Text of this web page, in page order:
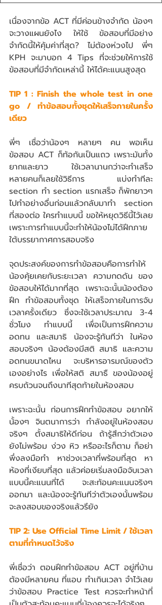
เนื่องจากข้อ ACT ที่มีค่อนข้างจำกัด น้องๆ
จะวางแผนยังไง ให้ใช้ ข้อสอบที่มีอย่าง
จำกัดนี้ให้คุ้มค่าที่สุด? ไม่ต้องห่วงไป พี่ๆ
KPH จะมาบอก 4 Tips ที่จะช่วยให้การใช้
ข้อสอบที่มีจำกัดเหล่านี้ ให้ได้คะแนนสูงสุด
TIP 1 : Finish the whole test in one
go / ทำข้อสอบทั้งชุดให้เสร็จภายในครั้ง
เดียว
พี่ๆ เชื่อว่าน้องๆ หลายๆ คน พอเห็น
ข้อสอบ ACT ก็ท้อกันเป็นแถว เพราะมันทั้ง
ยากและยาว ใช้เวลานานกว่าจะทำเสร็จ
หลายคนก็เลยใช้วิธีการ แบ่งทำทีละ
section ทำ section แรกเสร็จ ก็พักยาวๆ
ไปทำอย่างอื่นก่อนแล้วกลับมาทำ section
ที่สองต่อ ใครทำแบบนี้ ขอให้หยุดวิธีนี้ไว้เลย
เพราะการทำแบบนี้จะทำให้น้องไม่ได้ฝึกภาย
ใต้บรรยากาศการสอบจริง
จุดประสงค์ของการทำข้อสอบคือการทำให้
น้องคุ้ยเคยกับระยะเวลา ความกดดัน ของ
ข้อสอบให้ได้มากที่สุด เพราะฉะนั้นน้องต้อง
ฝึก ทำข้อสอบทั้งชุด ให้เสร็จภายในการจับ
เวลาครั้งเดียว ซึ่งจะใช้เวลาประมาณ 3-4
ชั่วโมง ทำแบบนี้ เพื่อเป็นการฝึกความ
อดทน และสมาธิ น้องจะรู้ทันทีว่า ในห้อง
สอบจริงๆ น้องต้องมีสติ สมาธิ และความ
อดทนขนาดไหน จะบริหารอารมณ์ของตัว
เองอย่างไร เพื่อให้สติ สมาธื ของน้องอยู่
ครบถ้วนจนถึงนาทีสุดท้ายในห้องสอบ
เพราะฉะนั้น ก่อนการฝึกทำข้อสอบ อยากให้
น้้องๆ จินตนาการว่า กำลังอยู่ในห้องสอบ
จริงๆ ตั้งสมาธิให้ดีก่อน ถ้ารู้สึกว่าตัวเอง
ยังไม่พร้อม ง่วง หิว หรืออะไรก็ตาม ก็อย่า
พึ่งลงมือทำ หาช่วงเวลาที่พร้อมที่สุด หา
ห้องที่เงียบที่สุด แล้วค่อยเริ่มลงมือจับเวลา
แบบนี้คะแนนที่ได้ จะสะท้อนคะแนนจริงๆ
ออกมา และน้องจะรู้ทันทีว่าตัวเองนั้นพร้อม
จะลงสอบของจริงแล้วรึยัง
TIP 2: Use Official Time Limit / ใช้เวลา
ตามที่กำหนดไว้จริง
พี่เชื่อว่า ตอนฝึกทำข้อสอบ ACT อยู่ที่บ้าน
ต้องมีหลายคน ที่แอบ ทำเกินเวลา จำไว้เลย
ว่าข้อสอบ Practice Test ควรจะทำหน้าที่